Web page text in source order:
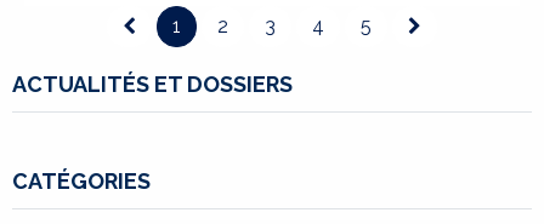
1 2 3 4 5
ACTUALITÉS ET DOSSIERS
CATÉGORIES